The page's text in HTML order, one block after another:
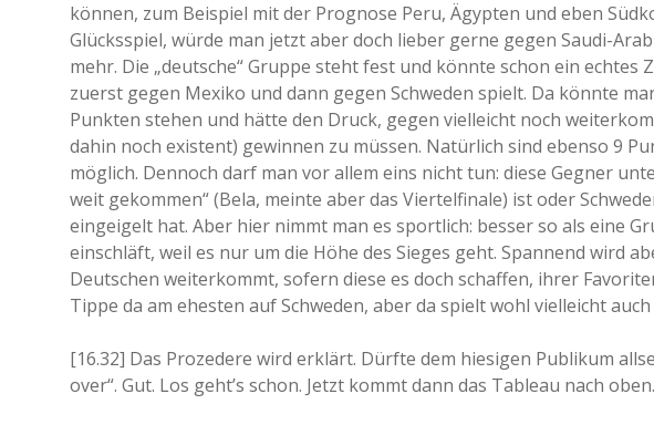
können, zum Beispiel mit der Prognose Peru, Ägypten und eben
Glücksspiel, würde man jetzt aber doch lieber gerne gegen Saudi-
mehr. Die „deutsche“ Gruppe steht fest und könnte schon ein echtes
zuerst gegen Mexiko und dann gegen Schweden spielt. Da könnte
Punkten stehen und hätte den Druck, gegen vielleicht noch
dahin noch existent) gewinnen zu müssen. Natürlich sind ebenso 9
möglich. Dennoch darf man vor allem eins nicht tun: diese Gegner
weit gekommen“ (Bela, meinte aber das Viertelfinale) ist oder
eingeigelt hat. Aber hier nimmt man es sportlich: besser so als eine
einschläft, weil es nur um die Höhe des Sieges geht. Spannend wird
Deutschen weiterkommt, sofern diese es doch schaffen, ihrer
Tippe da am ehesten auf Schweden, aber da spielt wohl vielleicht
[16.32] Das Prozedere wird erklärt. Dürfte dem hiesigen Publikum
over“. Gut. Los geht’s schon. Jetzt kommt dann das Tableau nach oben.